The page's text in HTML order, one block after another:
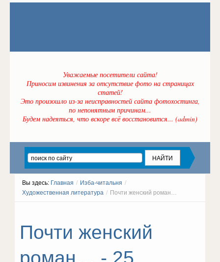
Уважаемые посетители сайта!
Приносим извинения за отсутствие фото на страницах
статей!
Это произошло из-за неисправностей сайта фотохостинга,
по непонятным причинам...
Будем надеяться, что вскоре всё восстановится... (admin)
Вы здесь: Главная / Изба-читальня /
Художественная литература / Почти женский роман…
Почти женский